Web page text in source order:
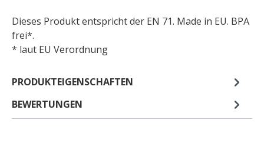
Dieses Produkt entspricht der EN 71. Made in EU. BPA
frei*.
* laut EU Verordnung
PRODUKTEIGENSCHAFTEN
BEWERTUNGEN